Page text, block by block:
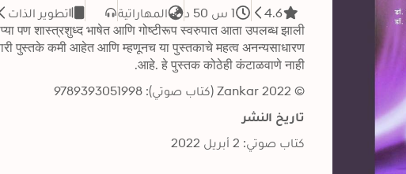
4.6 1 س 50 د المهاراتية
تطوير الذات
आहे. हे पुस्तक कोठेही कंटाळवाणे नाही.
© 2022 Zankar (كتاب صوتي): 9789393051998
تاريخ النشر
كتاب صوتي: 2 أبريل 2022